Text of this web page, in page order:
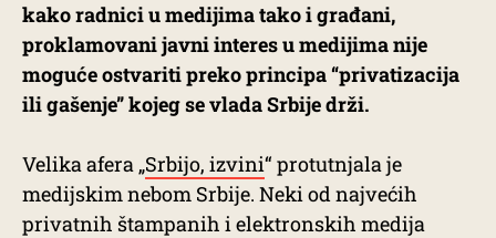
kako radnici u medijima tako i građani,
proklamovani javni interes u medijima nije
moguće ostvariti preko principa “privatizacija
ili gašenje” kojeg se vlada Srbije drži.
Velika afera „Srbijo, izvini“ protutnjala je
medijskim nebom Srbije. Neki od najvećih
privatnih štampanih i elektronskih medija